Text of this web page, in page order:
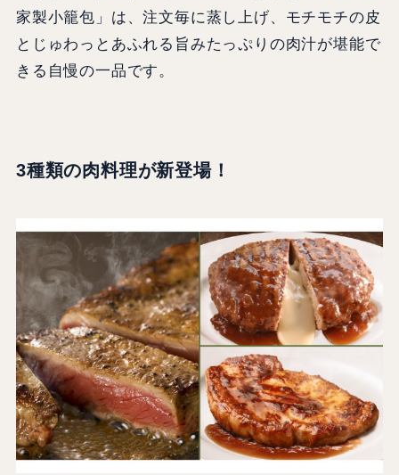
家製小籠包」は、注文毎に蒸し上げ、モチモチの皮
とじゅわっとあふれる旨みたっぷりの肉汁が堪能で
きる自慢の一品です。
3種類の肉料理が新登場！